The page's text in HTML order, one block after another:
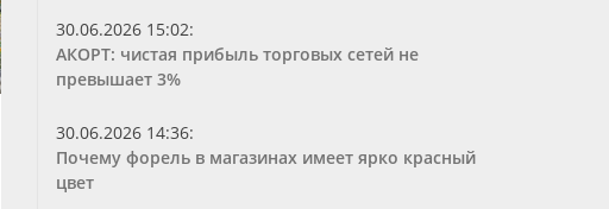
30.06.2026 15:02:
АКОРТ: чистая прибыль торговых сетей не
превышает 3%
30.06.2026 14:36:
Почему форель в магазинах имеет ярко красный
цвет